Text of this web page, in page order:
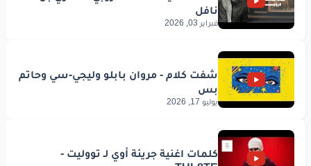
فبراير 03, 2026
يوليو 17, 2026